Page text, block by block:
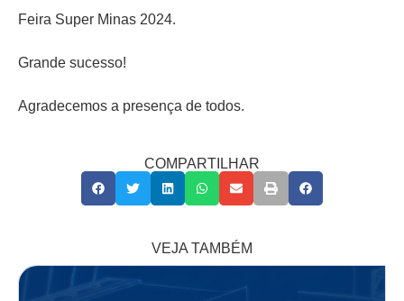
Feira Super Minas 2024.
Grande sucesso!
Agradecemos a presença de todos.
COMPARTILHAR
VEJA TAMBÉM